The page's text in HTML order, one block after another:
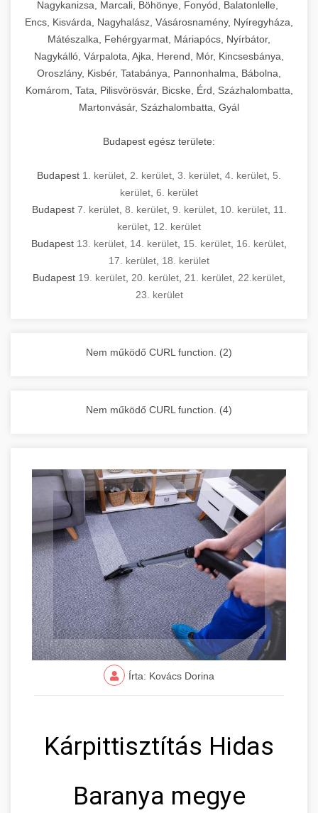
Ipari sütők és gőzpárolók katalógusa -
chef-iparikonyhagepek.hu
berendezések
használatot, miközben megfelel az összes
higiéniai előírásnak.
Ipari hűtőberendezések széles
választéka - chef-iparikonyhagepek.hu
kereskedelmi hűtőegység és hűtőkamra rendszerek
hőmérsékletet és vízminőséget figyelő
rendszerekkel, valamint energiatakarékos
technológiával rendelkeznek. A rozsdamentes
acél konstrukció és a könnyen hozzáférhető
karbantartási pontok biztosítják a hosszú
élettartamot és az egyszerű üzemeltetést.
Ipari mosogatógépek teljes kínálata -
kereskedelmi mosogatógép és tisztítóberendezések
tisztíthatók, szétszerelhetők és karbantarthatók,
megfelelnek az összes élelmiszer-biztonsági
előírásnak. Különböző teljesítményű modellek
állnak rendelkezésre asztali és állványos
kivitelben, az egyedi igények és a
feldolgozandó mennyiségek függvényében.
Biztonságos kezelést biztosító védőburkolatok
számára.
Sajtreszelő gépek szakmai választéka -
chef-iparikonyhagepek.hu
kereskedelmi sajtreszelő és aprítógépek
berendezést magában foglal, amely szükséges
egy modern, hatékonyan működő
kereskedelmi konyha komplett felszereléséhez
és működtetéséhez. Az alapvető
főzőberendezésektől (tűzhelyek, sütők,
grillsütők, frittőzök) kezdve a speciális
feldolgozógépeken (szeletelők, aprítók,
kiegészítő eszközökig mindent egy helyen
megtalál. Szakértő tanácsadóink segítenek a
megfelelő berendezések kiválasztásában, a
konyha optimális elrendezésének
megtervezésében, valamint a telepítés és az
üzembe helyezés koordinálásában. Hosszú távú
garancia, gyors szerviz és folyamatos műszaki
támogatás biztosítja az Ön nyugalmát és
Nagykonyhai berendezések komplett
Nagykanizsa, Marcali, Böhönye, Fonyód, Balatonlelle,
Encs, Kisvárda, Nagyhalász, Vásárosnamény, Nyíregyháza,
Mátészalka, Fehérgyarmat, Máriapócs, Nyírbátor,
Nagykálló, Várpalota, Ajka, Herend, Mór, Kincsesbánya,
Oroszlány, Kisbér, Tatabánya, Pannonhalma, Bábolna,
Komárom, Tata, Pilisvörösvár, Bicske, Érd, Százhalombatta,
Martonvásár, Százhalombatta, Gyál
Budapest egész területe:
Budapest 1. kerület 2. kerület 3. kerület 4. kerület 5.
kerület 6. kerület
Budapest 7. kerület, 8. kerület, 9. kerület, 10. kerület, 11.
kerület 12. kerület
Budapest 13. kerület 14. kerület 15. kerület 16. kerület
17. kerület 18. kerület
Budapest 19. kerület 20. kerület 21. kerület 22.kerület
23. kerület
Nem működő CURL function. (2)
Nem működő CURL function. (4)
Írta: Kovács Dorina
Kárpittisztítás Hidas
Baranya megye